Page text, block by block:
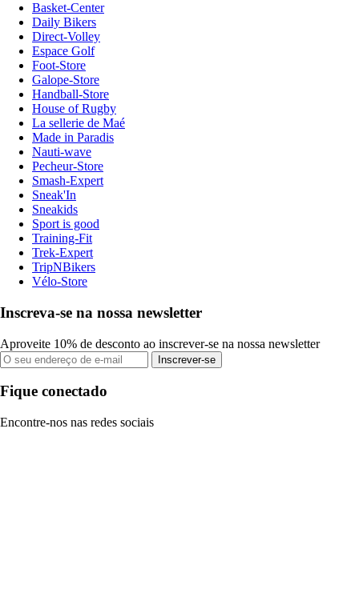
Basket-Center
Daily Bikers
Direct-Volley
Espace Golf
Foot-Store
Galope-Store
Handball-Store
House of Rugby
La sellerie de Maé
Made in Paradis
Nauti-wave
Pecheur-Store
Smash-Expert
Sneak'In
Sneakids
Sport is good
Training-Fit
Trek-Expert
TripNBikers
Vélo-Store
Inscreva-se na nossa newsletter
Aproveite 10% de desconto ao inscrever-se na nossa newsletter
Inscrever-se
Fique conectado
Encontre-nos nas redes sociais